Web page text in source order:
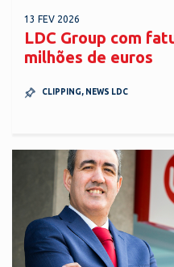
13 FEV 2026
LDC Group com
milhões de euros
CLIPPING, NEWS LDC